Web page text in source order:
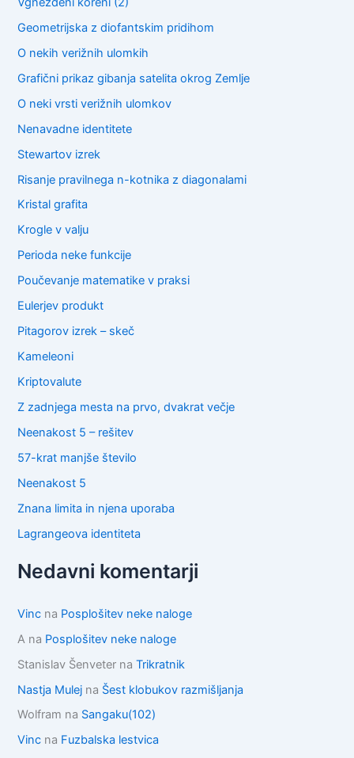
Geometrijska z diofantskim pridihom
O nekih verižnih ulomkih
Grafični prikaz gibanja satelita okrog Zemlje
O neki vrsti verižnih ulomkov
Nenavadne identitete
Stewartov izrek
Risanje pravilnega n-kotnika z diagonalami
Kristal grafita
Krogle v valju
Perioda neke funkcije
Poučevanje matematike v praksi
Eulerjev produkt
Pitagorov izrek – skeč
Kameleoni
Kriptovalute
Z zadnjega mesta na prvo, dvakrat večje
Neenakost 5 – rešitev
57-krat manjše število
Neenakost 5
Znana limita in njena uporaba
Lagrangeova identiteta
Nedavni komentarji
Vinc na Posplošitev neke naloge
A na Posplošitev neke naloge
Stanislav Šenveter naTrikratnik
Nastja Mulej na Šest klobukov razmišljanja
Wolfram na Sangaku(102)
Vinc na Fuzbalska lestvica